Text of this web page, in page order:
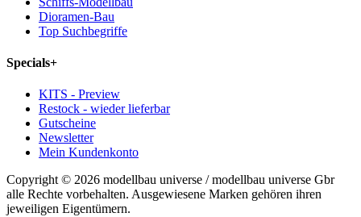
Dioramen-Bau
Top Suchbegriffe
Specials+
KITS - Preview
Restock - wieder lieferbar
Gutscheine
Newsletter
Mein Kundenkonto
Copyright © 2026 modellbau universe / modellbau universe Gbr
alle Rechte vorbehalten. Ausgewiesene Marken gehören ihren
jeweiligen Eigentümern.